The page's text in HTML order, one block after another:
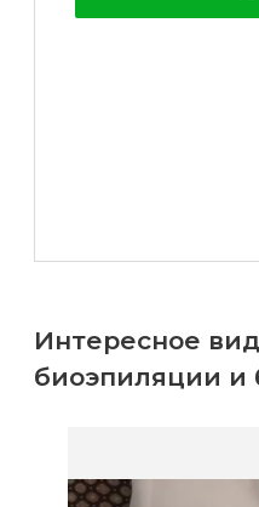
Интересное
биоэпиляции и